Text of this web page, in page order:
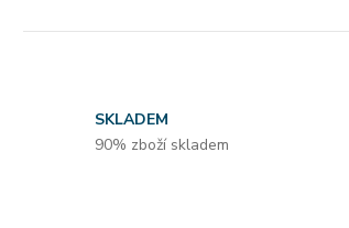
SKLADEM
90% zboží skladem